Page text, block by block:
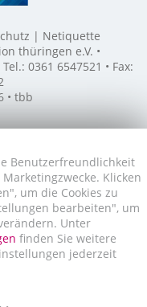
Benutzerfreundlichkeit
Klicken
um die Cookies zu
bearbeiten", um
Unter
finden Sie weitere
jederzeit
Netiquette
thüringen e.V. •
0361 6547521 • Fax:
• tbb